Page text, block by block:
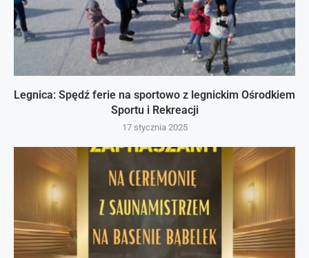
Legnica: Spędź ferie na sportowo z legnickim Ośrodkiem
Sportu i Rekreacji
17 stycznia 2025